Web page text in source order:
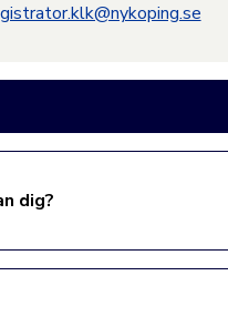
dig?